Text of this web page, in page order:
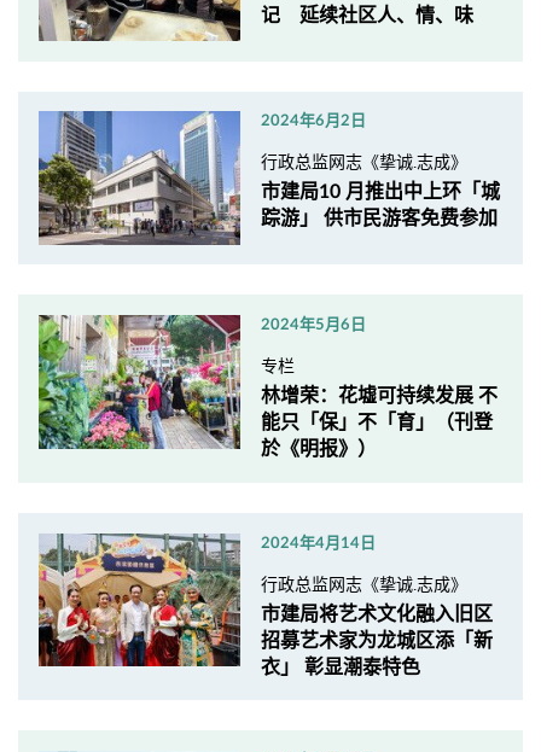
记 延续社区人、情、味
2024年6月2日
行政总监网志《挚诚.志成》
市建局10 月推出中上环「城
踪游」 供市民游客免费参加
2024年5月6日
专栏
林增荣：花墟可持续发展 不
能只「保」不「育」（刊登
於《明报》）
2024年4月14日
行政总监网志《挚诚.志成》
市建局将艺术文化融入旧区
招募艺术家为龙城区添「新
衣」 彰显潮泰特色